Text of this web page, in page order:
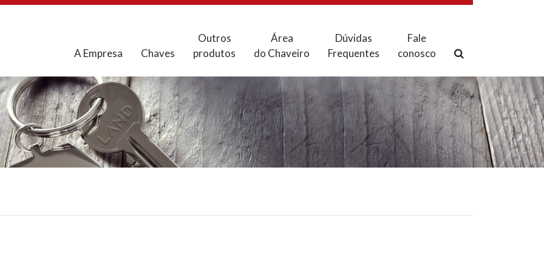
A Empresa Chaves
Outros
produtos
Área
do Chaveiro
Dúvidas
Frequentes
Fale
conosco